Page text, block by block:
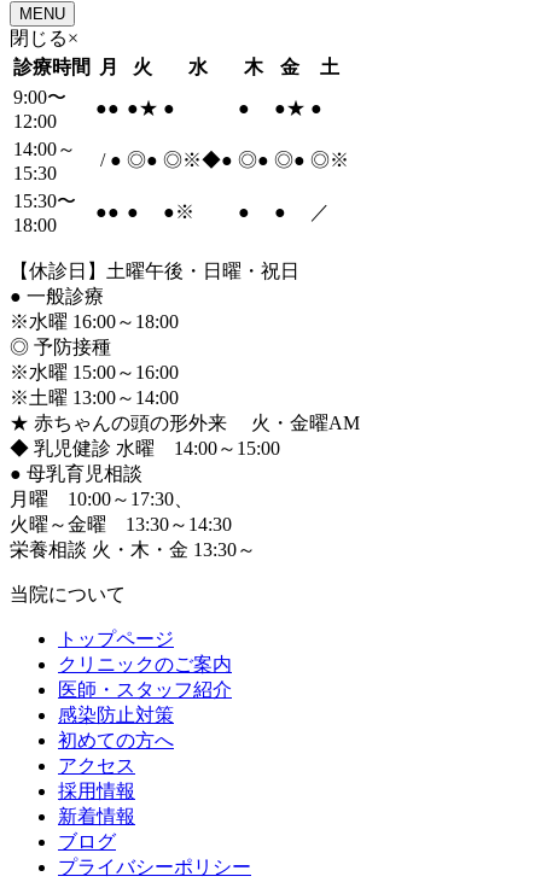
MENU
閉じる×
診療時間
月 火 水 木 金
土
9:00〜
12:00
●● ●★ ● ● ●★ ●
14:00～
15:30
/ ● ◎● ◎※◆● ◎● ◎● ◎※
15:30〜
18:00
●● ● ●※ ● ● ／
【休診日】土曜午後・日曜・祝日
● 一般診療
※水曜 16:00～18:00
◎ 予防接種
※水曜 15:00～16:00
※土曜 13:00～14:00
★ 赤ちゃんの頭の形外来 火・金曜AM
◆ 乳児健診 水曜 14:00～15:00
● 母乳育児相談
月曜 10:00～17:30、
火曜～金曜 13:30～14:30
栄養相談 火・木・金 13:30～
当院について
トップページ
クリニックのご案内
医師・スタッフ紹介
感染防止対策
初めての方へ
アクセス
採用情報
新着情報
ブログ
プライバシーポリシー